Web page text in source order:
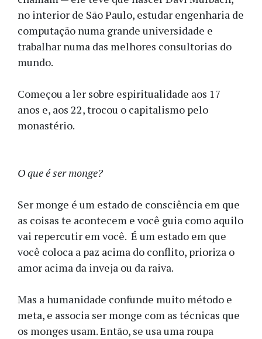
no interior de São Paulo, estudar engenharia de
computação numa grande universidade e
trabalhar numa das melhores consultorias do
mundo.
Começou a ler sobre espiritualidade aos 17
anos e, aos 22, trocou o capitalismo pelo
monastério.
O que é ser monge?
Ser monge é um estado de consciência em que
as coisas te acontecem e você guia como aquilo
vai repercutir em você. É um estado em que
você coloca a paz acima do conflito, prioriza o
amor acima da inveja ou da raiva.
Mas a humanidade confunde muito método e
meta, e associa ser monge com as técnicas que
os monges usam. Então, se usa uma roupa